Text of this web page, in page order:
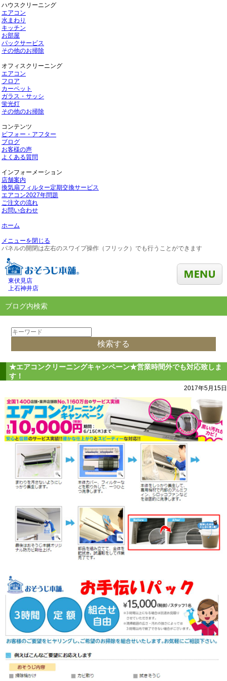
ハウスクリーニング
エアコン
水まわり
キッチン
お部屋
パックサービス
その他のお掃除
オフィスクリーニング
エアコン
フロア
カーペット
ガラス・サッシ
蛍光灯
その他のお掃除
コンテンツ
ビフォー・アフター
ブログ
お客様の声
よくある質問
インフォーメーション
店舗案内
換気扇フィルター定期交換サービス
エアコン2027年問題
ご注文の流れ
お問い合わせ
ホーム
メニューを閉じる
パネルの開閉は左右のスワイプ操作（フリック）でも行うことができます
東伏見店
上石神井店
ブログ内検索
★エアコンクリーニングキャンペーン★営業時間外でも対応致しま
す！
2017年5月15日